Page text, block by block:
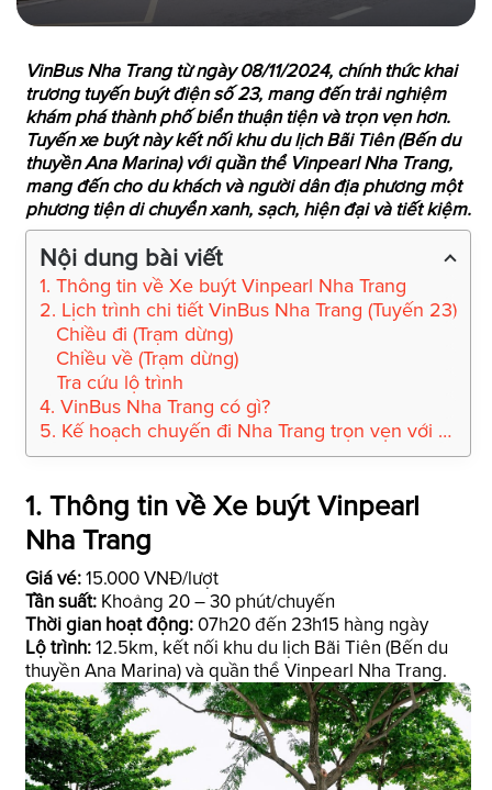
VinBus Nha Trang từ ngày 08/11/2024, chính thức khai
trương tuyến buýt điện số 23, mang đến trải nghiệm
khám phá thành phố biển thuận tiện và trọn vẹn hơn.
Tuyến xe buýt này kết nối khu du lịch Bãi Tiên (Bến du
thuyền Ana Marina) với quần thể Vinpearl Nha Trang,
mang đến cho du khách và người dân địa phương một
phương tiện di chuyển xanh, sạch, hiện đại và tiết kiệm.
Nội dung bài viết
1. Thông tin về Xe buýt Vinpearl Nha Trang
2. Lịch trình chi tiết VinBus Nha Trang (Tuyến 23)
Chiều đi (Trạm dừng)
Chiều về (Trạm dừng)
Tra cứu lộ trình
4. VinBus Nha Trang có gì?
5. Kế hoạch chuyến đi Nha Trang trọn vẹn với Savingbooking.com
1. Thông tin về Xe buýt Vinpearl
Nha Trang
Giá vé:15.000 VNĐ/lượt
Tần suất: Khoảng 20 – 30 phút/chuyến
Thời gian hoạt động: 07h20 đến 23h15 hàng ngày
Lộ trình:12.5km, kết nối khu du lịch Bãi Tiên (Bến du
thuyền Ana Marina) và quần thể Vinpearl Nha Trang.